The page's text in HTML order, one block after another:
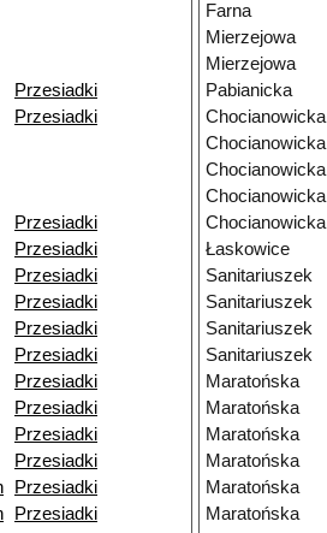
Przesiadki
Przesiadki
Przesiadki
Przesiadki
Przesiadki
Przesiadki
Przesiadki
Przesiadki
Przesiadki
Przesiadki
Przesiadki
Przesiadki
Przesiadki
Przesiadki
Farna
Mierzejowa
Mierzejowa
Pabianicka
Chocianowicka
Chocianowicka
Chocianowicka
Chocianowicka
Chocianowicka
Łaskowice
Sanitariuszek
Sanitariuszek
Sanitariuszek
Sanitariuszek
Maratońska
Maratońska
Maratońska
Maratońska
Maratońska
Maratońska